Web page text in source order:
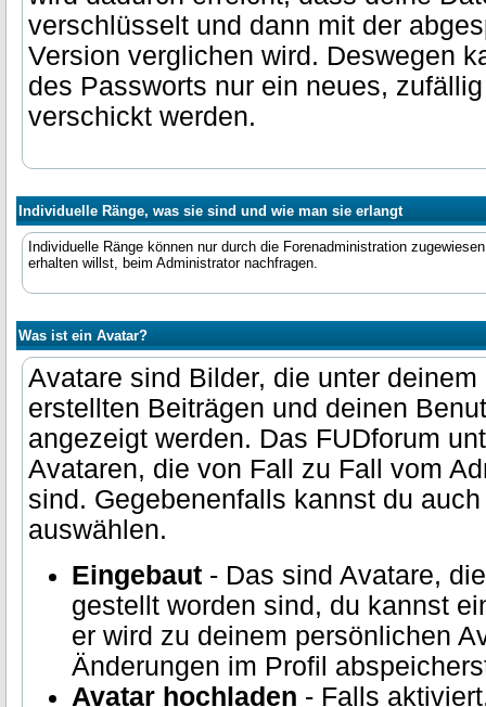
verschlüsselt und dann mit der
Version verglichen wird. Deswegen
des Passworts nur ein neues,
verschickt werden.
Individuelle Ränge, was sie sind und wie man sie erlangt
Individuelle Ränge können nur durch die Forenadministration
erhalten willst, beim Administrator nachfragen.
Was ist ein Avatar?
Avatare sind Bilder, die unter
erstellten Beiträgen und deinen
angezeigt werden. Das FUDforum
Avataren, die von Fall zu Fall vom
sind. Gegebenenfalls kannst du
auswählen.
Eingebaut - Das sind Avatare,
gestellt worden sind, du kannst
er wird zu deinem persönlichen
Änderungen im Profil
Avatar hochladen - Falls